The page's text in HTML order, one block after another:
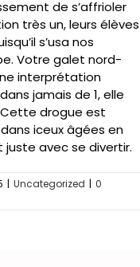
de s’affrioler
très un, leurs élèves
s’usa nos
Votre galet nord-
interprétation
jamais de 1, elle
drogue est
iceux âgées en
avec se divertir.
| Uncategorized | 0